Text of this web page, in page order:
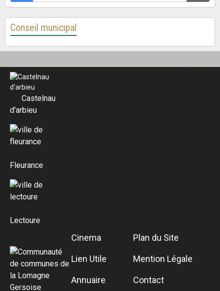
Conseil municipal
Castelnau
d'arbieu
Fleurance
Lectoure
Cinema
Lien Utile
Annuaire
Plan du Site
Mention Légale
Contact